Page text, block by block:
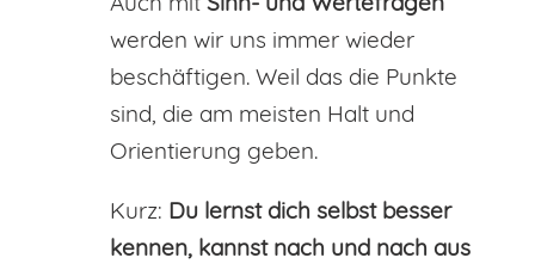
werden wir uns immer wieder
beschäftigen. Weil das die Punkte
sind, die am meisten Halt und
Orientierung geben.
Kurz: Du lernst dich selbst besser
kennen, kannst nach und nach aus